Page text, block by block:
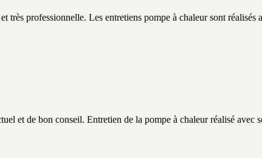
très professionnelle. Les entretiens pompe à chaleur sont
et de bon conseil. Entretien de la pompe à chaleur réalisé avec